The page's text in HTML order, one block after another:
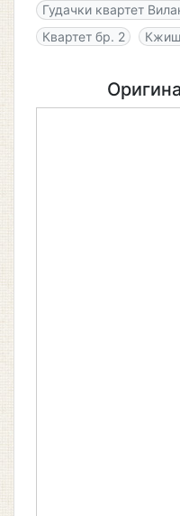
Гудачки квартет
Квартет бр. 2